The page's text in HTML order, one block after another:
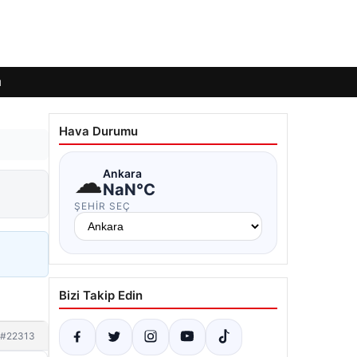
#22313
Hava Durumu
☁Ankara
NaN°C
ŞEHIR SEÇ
Bizi Takip Edin